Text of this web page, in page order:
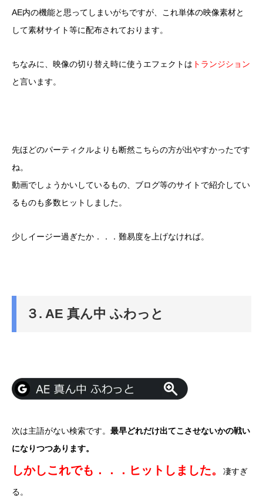
AE内の機能と思ってしまいがちですが、これ単体の映像素材と
して素材サイト等に配布されております。
ちなみに、映像の切り替え時に使うエフェクトは トランジション
と言います。
先ほどのパーティクルよりも断然こちらの方が出やすかったです
ね。
動画でしょうかいしているもの、ブログ等のサイトで紹介してい
るものも多数ヒットしました。
少しイージー過ぎたか．．．難易度を上げなければ。
３. AE 真ん中 ふわっと
次は主語がない検索です。 最早どれだけ出てこさせないかの戦い
になりつつあります。
しかしこれでも．．．ヒットしました。 凄すぎ
る。